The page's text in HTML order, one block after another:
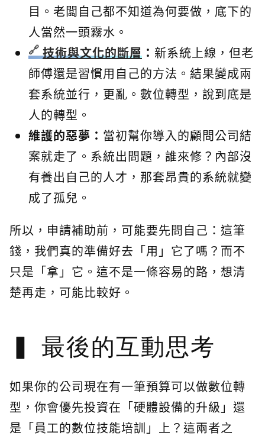
目。老闆自己都不知道為何要做，底下的
人當然一頭霧水。
技術與文化的斷層 ： 新系統上線，但老
師傅還是習慣用自己的方法。結果變成兩
套系統並行，更亂。數位轉型，說到底是
人的轉型。
維護的惡夢： 當初幫你導入的顧問公司結
案就走了。系統出問題，誰來修？內部沒
有養出自己的人才，那套昂貴的系統就變
成了孤兒。
所以，申請補助前，可能要先問自己：這筆
錢，我們真的準備好去「用」它了嗎？而不
只是「拿」它。這不是一條容易的路，想清
楚再走，可能比較好。
最後的互動思考
如果你的公司現在有一筆預算可以做數位轉
型，你會優先投資在「硬體設備的升級」還
是「員工的數位技能培訓」上？這兩者之